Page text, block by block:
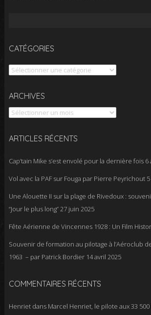
CATÉGORIES
Catégories
ARCHIVES
Archives
ARTICLES RÉCENTS
Cap’tain Mike s’est envolé pour la dernière fois 6
Vol avec la PAF sur Fouga par Pierre Peyrichout
Une Alouette II sur la plage de Rivedoux :
“Jour le plus long”27 juin 2025
Fête Aérienne de Vincennes 1928 : Un Film
Souvenir de formation au pilotage à l’Aéroclub
1963 – par Patrick Bordier 14 avril 2025
COMMENTAIRES RÉCENTS
Henrietdans Marcel Henriet, le pilote aux 33